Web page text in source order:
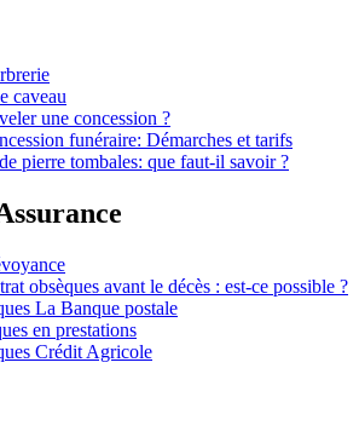
caveau
une concession ?
funéraire: Démarches et tarifs
pierre tombales: que faut-il savoir ?
obsèques avant le décès : est-ce possible ?
La Banque postale
en prestations
Crédit Agricole